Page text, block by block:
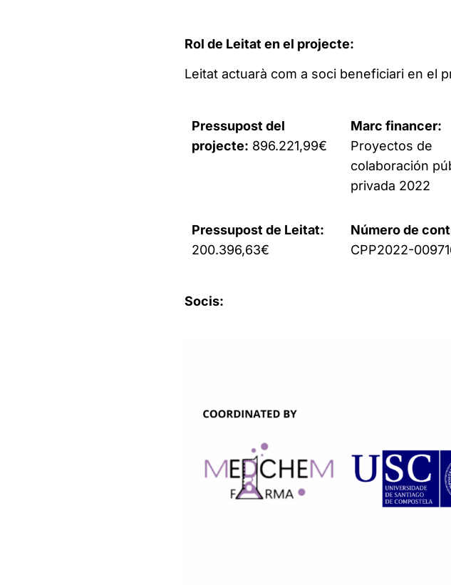
Rol de Leitat en el projecte:
Leitat actuarà com a soci beneficiari en el
Pressupost del
projecte: 896.221,99€
Marc financer:
Proyectos de
colaboración
privada 2022
Pressupost de Leitat:
200.396,63€
Número de
CPP2022-
Socis: